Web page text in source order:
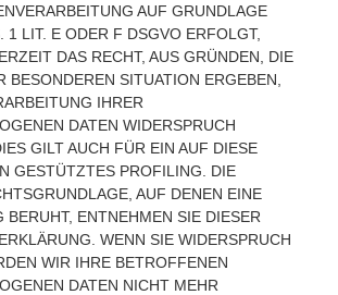
AUF GRUNDLAGE
1 LIT. E ODER F DSGVO ERFOLGT,
DAS RECHT, AUS GRÜNDEN, DIE
BESONDEREN SITUATION ERGEBEN,
IHRER
DATEN WIDERSPRUCH
GILT AUCH FÜR EIN AUF DIESE
GESTÜTZTES PROFILING. DIE
AUF DENEN EINE
BERUHT, ENTNEHMEN SIE DIESER
WENN SIE WIDERSPRUCH
WIR IHRE BETROFFENEN
DATEN NICHT MEHR